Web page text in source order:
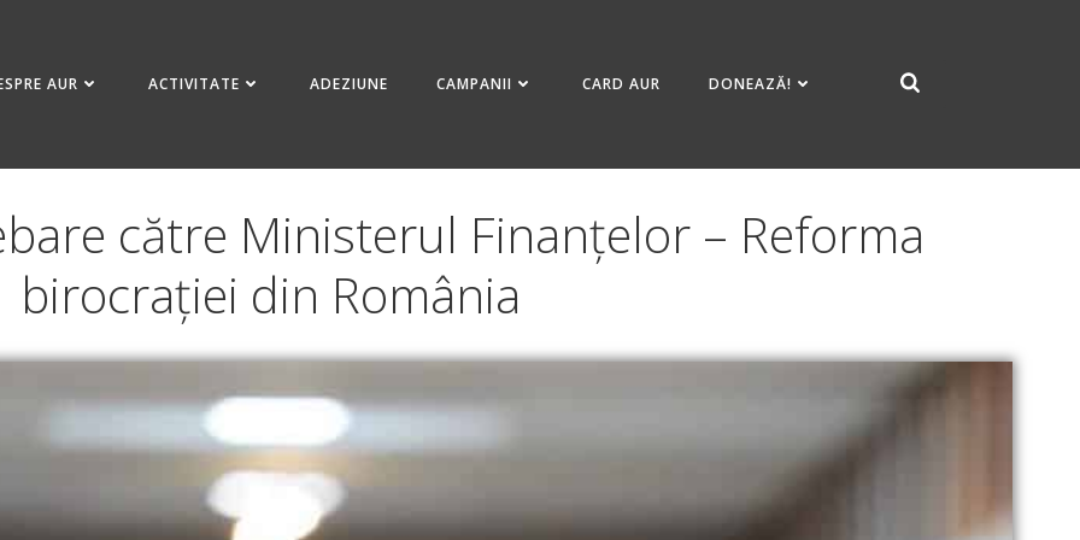
AUR ACTIVITATE ADEZIUNE CAMPANII CARD AUR DONEAZĂ!
către Ministerul Finanțelor – Reforma
birocrației din România